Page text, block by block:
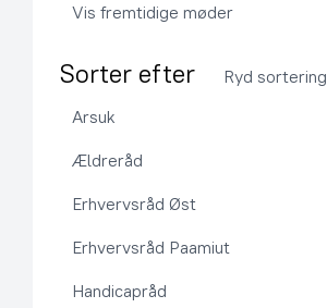
Vis fremtidige møder
Sorter efter
Ryd sortering
Arsuk
Ældreråd
Erhvervsråd Øst
Erhvervsråd Paamiut
Handicapråd